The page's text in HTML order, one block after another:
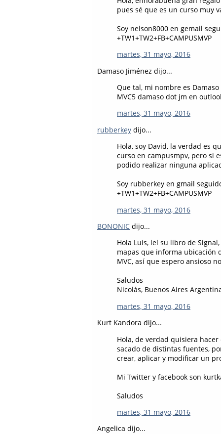
pues sé que es un curso muy
Soy nelson8000 en gemail
+TW1+TW2+FB+CAMPUSMVP
martes, 31 mayo, 2016
Damaso Jiménez dijo...
Que tal, mi nombre es
MVC5 damaso dot jm en
martes, 31 mayo, 2016
rubberkey dijo...
Hola, soy David, la verdad es
curso en campusmpv, pero si
podido realizar ninguna
Soy rubberkey en gmail
+TW1+TW2+FB+CAMPUSMVP
martes, 31 mayo, 2016
BONONIC dijo...
Hola Luis, leí su libro de
mapas que informa ubicación
MVC, así que espero ansioso
Saludos
Nicolás, Buenos Aires
martes, 31 mayo, 2016
Kurt Kandora dijo...
Hola, de verdad quisiera
sacado de distintas fuentes,
crear, aplicar y modificar un
Mi Twitter y facebook son
Saludos
martes, 31 mayo, 2016
Angelica dijo...